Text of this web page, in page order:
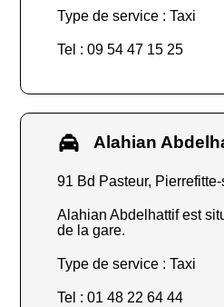
Type de service : Taxi
Tel : 09 54 47 15 25
Alahian
91 Bd Pasteur,
Alahian Abdelhattif est
de la gare.
Type de service : Taxi
Tel : 01 48 22 64 44